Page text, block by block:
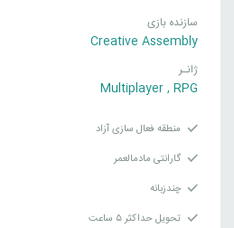
سازنده بازی
Creative Assembly
ژانـر
Multiplayer, RPG
منطقه فعال سازی آزاد
گارانتی مادمالعمر
چندزبانه
تحویل حداکثر ۵ ساعت